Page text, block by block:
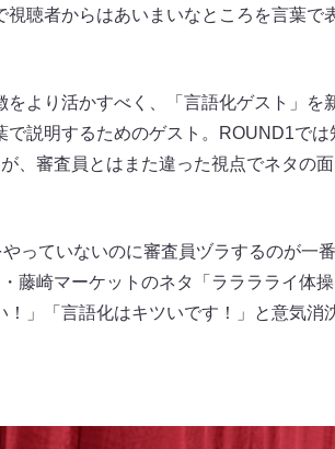
聴者からはあいまいなところを言葉で
より活かすべく、「言語化ゲスト」を
説明するためのゲスト。ROUND1では
審査員とはまた違った視点でネタの面
っていないのに審査員ヅラするのが一
藤崎マーケットのネタ「ラララライ体
」「言語化はキツいです！」と意気消